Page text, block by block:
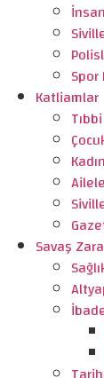
Katliamlar
Savaş